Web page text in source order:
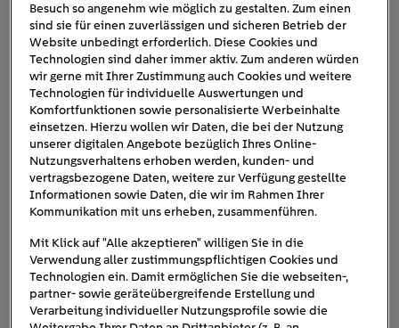
gaswerk
Besuch so angenehm wie möglich zu gestalten. Zum einen
sind sie für einen zuverlässigen und sicheren Betrieb der
Website unbedingt erforderlich. Diese Cookies und
Technologien sind daher immer aktiv. Zum anderen würden
wir gerne mit Ihrer Zustimmung auch Cookies und weitere
Technologien für individuelle Auswertungen und
Komfortfunktionen sowie personalisierte Werbeinhalte
einsetzen. Hierzu wollen wir Daten, die bei der Nutzung
unserer digitalen Angebote bezüglich Ihres Online-
Nutzungsverhaltens erhoben werden, kunden- und
vertragsbezogene Daten, weitere zur Verfügung gestellte
Informationen sowie Daten, die wir im Rahmen Ihrer
Kommunikation mit uns erheben, zusammenführen.
Mit Klick auf "Alle akzeptieren" willigen Sie in die
Verwendung aller zustimmungspflichtigen Cookies und
Technologien ein. Damit ermöglichen Sie die webseiten-,
partner- sowie geräteübergreifende Erstellung und
Verarbeitung individueller Nutzungsprofile sowie die